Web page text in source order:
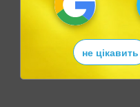
не цікавить